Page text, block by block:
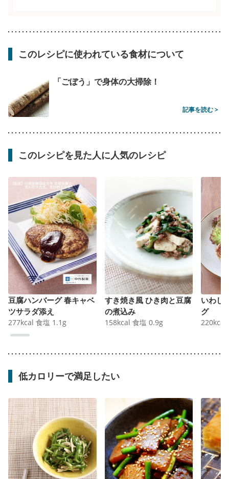
このレシピに使われている食材について
「ごぼう」で身体の大掃除！
記事を読む >
このレシピを見た人に人気のレシピ
豆腐ハンバーグ 春キャベ
ツサラダ添え
277kcal 食塩 1.1 g
すき焼き風 ひき肉と豆腐
の煮込み
158kcal 食塩 0.9g
いわし
グ
220kcal
低カロリーで満足したい